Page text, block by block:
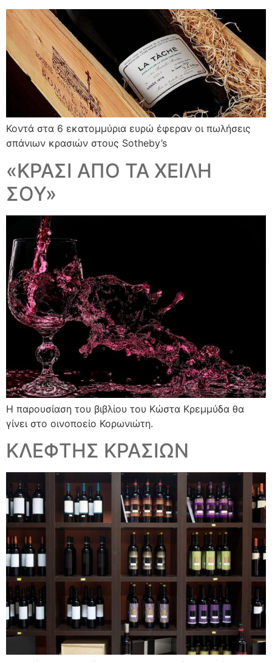
Κοντά στα 6 εκατομμύρια ευρώ έφεραν οι πωλήσεις
σπάνιων κρασιών στους Sotheby’s
«ΚΡΑΣΙ ΑΠΟ ΤΑ ΧΕΙΛΗ
ΣΟΥ»
Η παρουσίαση του βιβλίου του Κώστα Κρεμμύδα θα
γίνει στο οινοποείο Κορωνιώτη.
ΚΛΕΦΤΗΣ ΚΡΑΣΙΩΝ